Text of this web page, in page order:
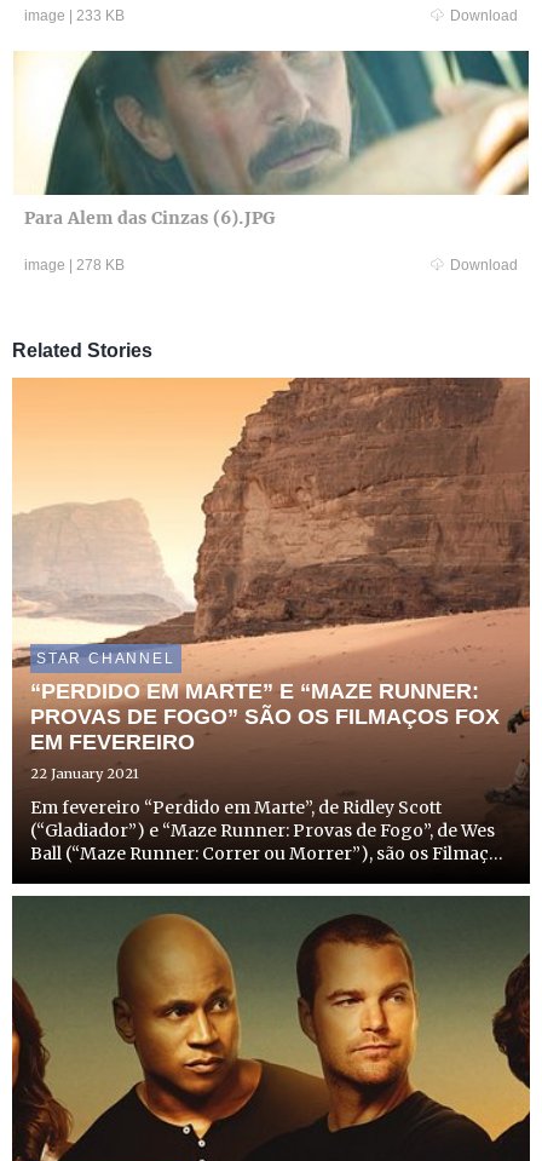
image 233 KB Download
Para Alem das Cinzas (6).JPG
image 278 KB Download
Related Stories
STAR CHANNEL
“PERDIDO EM MARTE” E “MAZE RUNNER:
PROVAS DE FOGO” SÃO OS FILMAÇOS FOX
EM FEVEREIRO
22 January 2021
Em fevereiro “Perdido em Marte”, de Ridley Scott
(“Gladiador”) e “Maze Runner: Provas de Fogo”, de Wes
Ball (“Maze Runner: Correr ou Morrer”), são os Filmaços
entusiasmantes de Mark Watney (Matt Damon) em Marte
e de Thomas (...